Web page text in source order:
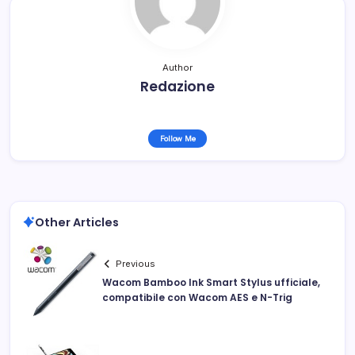
Author
Redazione
Follow Me
Other Articles
Previous
Wacom Bamboo Ink Smart Stylus ufficiale,
compatibile con Wacom AES e N-Trig